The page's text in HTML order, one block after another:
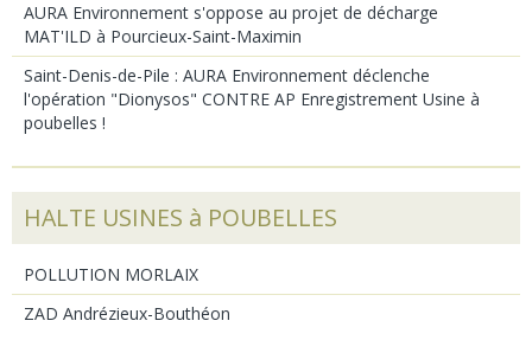
AURA Environnement s'oppose au projet de décharge
MAT'ILD à Pourcieux-Saint-Maximin
Saint-Denis-de-Pile : AURA Environnement déclenche
l'opération "Dionysos" CONTRE AP Enregistrement Usine à
poubelles !
HALTE USINES à POUBELLES
POLLUTION MORLAIX
ZAD Andrézieux-Bouthéon